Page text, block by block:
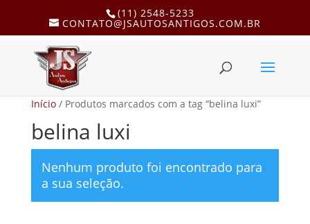
(11) 2548-5233
CONTATO@JSAUTOSANTIGOS.COM.BR
Início/ Produtos marcados com a tag “belina luxi”
belina luxi
Nenhum produto foi encontrado para
a sua seleção.